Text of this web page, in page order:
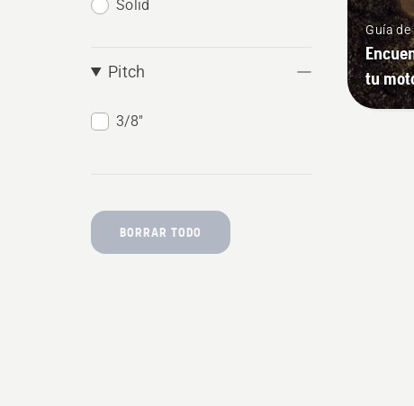
Solid
Pitch
3/8"
BORRAR TODO
Guía
tu